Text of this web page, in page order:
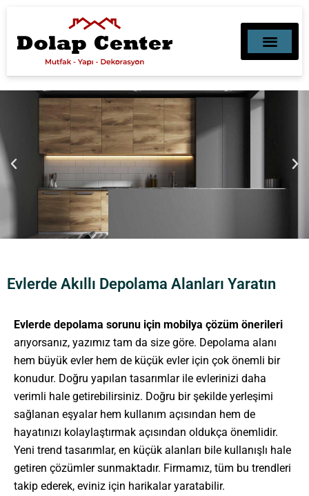
Evlerde Akıllı Depolama Alanları Yaratın
Evlerde depolama sorunu için mobilya çözüm önerileri
arıyorsanız, yazımız tam da size göre. Depolama alanı
hem büyük evler hem de küçük evler için çok önemli bir
konudur. Doğru yapılan tasarımlar ile evlerinizi daha
verimli hale getirebilirsiniz. Doğru bir şekilde yerleşimi
sağlanan eşyalar hem kullanım açısından hem de
hayatınızı kolaylaştırmak açısından oldukça önemlidir.
Yeni trend tasarımlar, en küçük alanları bile kullanışlı hale
getiren çözümler sunmaktadır. Firmamız, tüm bu trendleri
takip ederek, eviniz için harikalar yaratabilir.